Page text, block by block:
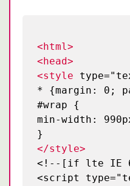
<html>
<head>
<style
* {margin: 0;
#wrap {
min-width:
}
</style>
<!--[if lte IE
<script